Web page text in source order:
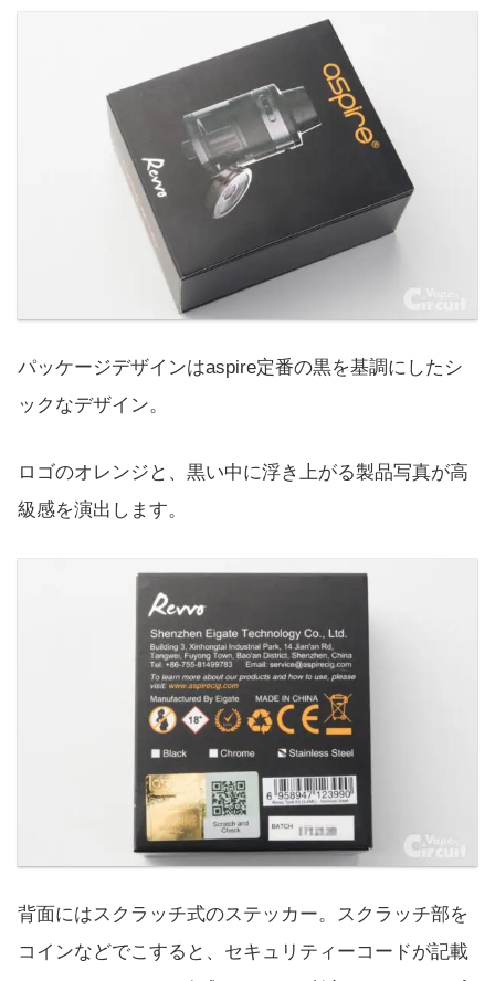
パッケージデザインはaspire定番の黒を基調にしたシ
ックなデザイン。
ロゴのオレンジと、黒い中に浮き上がる製品写真が高
級感を演出します。
背面にはスクラッチ式のステッカー。スクラッチ部を
コインなどでこすると、セキュリティーコードが記載